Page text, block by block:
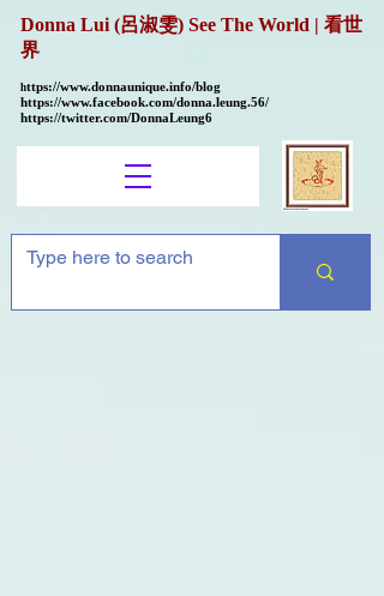
Donna Lui (呂淑雯) See The World | 看世
界
https://www.donnaunique.info/blog
https://www.facebook.com/donna.leung.56/
https://twitter.com/DonnaLeung6